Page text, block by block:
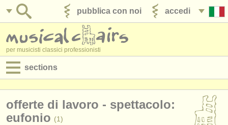
accedi
pubblica con noi
per musicisti classici professionisti
sections
jobs - spettacolo
offerte di lavoro - spettacolo:
eufonio (1)